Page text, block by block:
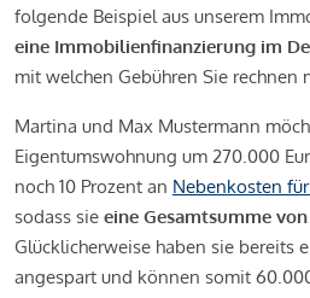
folgende Beispiel aus unserem
eine Immobilienfinanzierung im
mit welchen Gebühren Sie rechnen
Martina und Max Mustermann
Eigentumswohnung um 270.000
noch 10 Prozent an Nebenkosten
sodass sie eine Gesamtsumme
Glücklicherweise haben sie bereits
angespart und können somit